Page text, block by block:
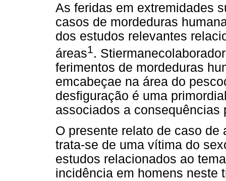
As feridas em extremidades
casos de mordeduras
dos estudos relevantes
áreas1.
ferimentos de mordeduras
emcabeçae na área do
desfiguração é uma
associados a
O presente relato de caso de
trata-se de uma vítima do
estudos relacionados ao
incidência em homens neste